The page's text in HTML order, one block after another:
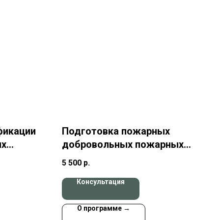
Подготовка пожарных
добровольных пожарных
дружин
5 500 р.
Консультация
О программе →